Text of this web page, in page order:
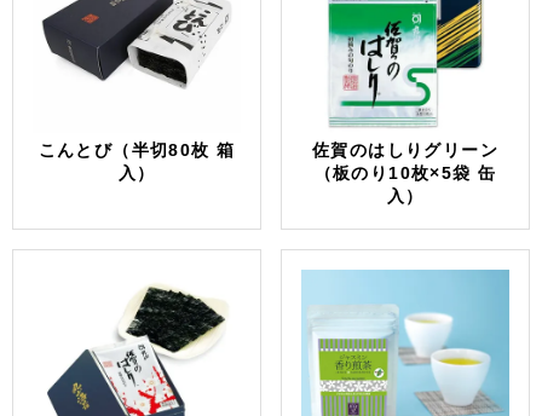
こんとび（半切80枚 箱
入）
佐賀のはしりグリーン
（板のり10枚×5袋 缶
入）